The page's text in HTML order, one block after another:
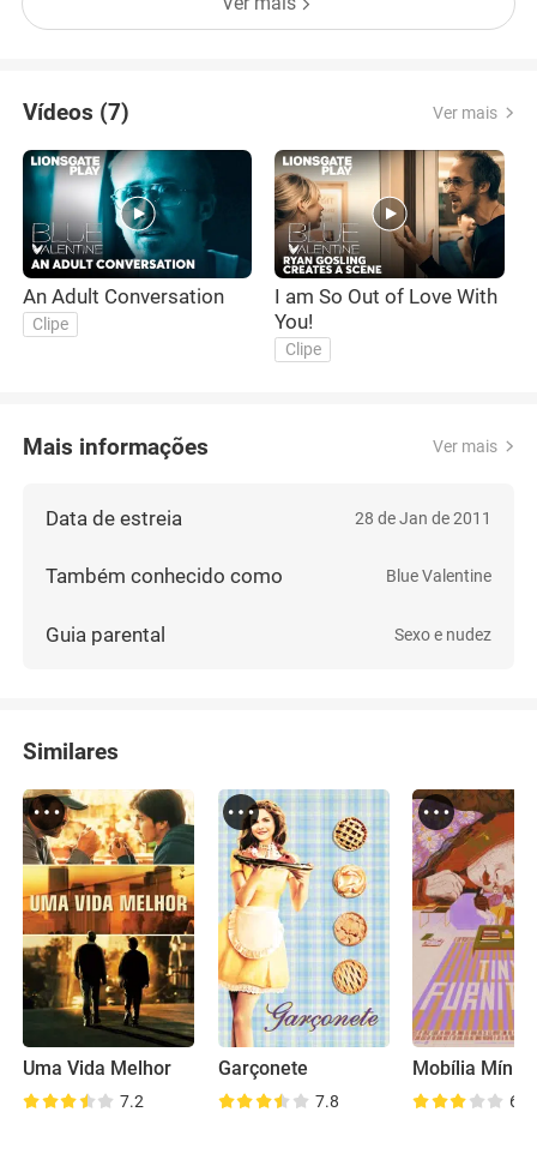
Vídeos (7) Ver mais
An Adult Conversation
Clipe
I am So Out of Love With
You!
Clipe
Mais informações Ver mais
Data de estreia 28 de Jan de 2011
Também conhecido como Blue Valentine
Guia parental Sexo e nudez
Similares
Uma Vida Melhor
7.2
Garçonete
7.8
Mobília
6.2